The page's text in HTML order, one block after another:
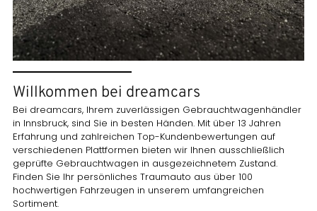
Willkommen bei dreamcars
Bei dreamcars, Ihrem zuverlässigen Gebrauchtwagenhändler
in Innsbruck, sind Sie in besten Händen. Mit über 13 Jahren
Erfahrung und zahlreichen Top-Kundenbewertungen auf
verschiedenen Plattformen bieten wir Ihnen ausschließlich
geprüfte Gebrauchtwagen in ausgezeichnetem Zustand.
Finden Sie Ihr persönliches Traumauto aus über 100
hochwertigen Fahrzeugen in unserem umfangreichen
Sortiment.